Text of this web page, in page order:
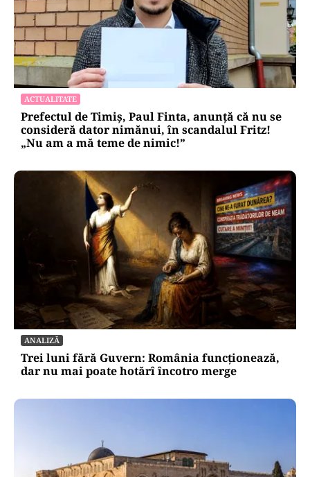
ACTUALITATE
Prefectul de Timiș, Paul Finta, anunță că nu se
consideră dator nimănui, în scandalul Fritz!
„Nu am a mă teme de nimic!”
ANALIZĂ
Trei luni fără Guvern: România funcționează,
dar nu mai poate hotărî încotro merge